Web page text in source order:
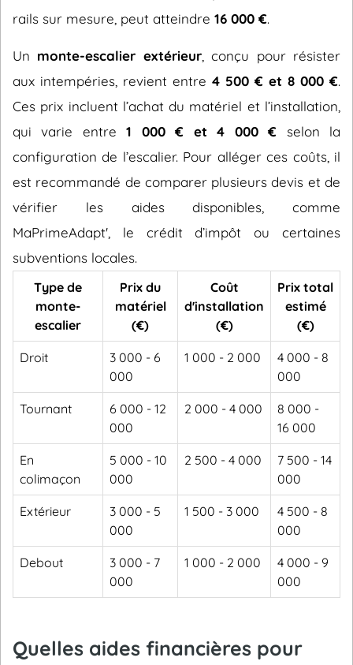
rails sur mesure, peut atteindre 16 000 €.
Un monte-escalier extérieur, conçu pour résister
aux intempéries, revient entre 4 500 € et 8 000 €.
Ces prix incluent l’achat du matériel et l’installation,
qui varie entre1 000 € et 4 000 € selon la
configuration de l’escalier. Pour alléger ces coûts, il
est recommandé de comparer plusieurs devis et de
vérifier les aides disponibles, comme
MaPrimeAdapt', le crédit d’impôt ou certaines
subventions locales.
Type de
monte-
escalier
Prix du
matériel
(€)
Coût
d'installation
(€)
Prix total
estimé
(€)
Droit
3 000 - 6
000
1 000 - 2 000
4 000 - 8
000
Tournant
6 000 - 12
000
2 000 - 4 000
8 000 -
16 000
En
colimaçon
5 000 - 10
000
2 500 - 4 000
7 500 - 14
000
Extérieur
3 000 - 5
000
1 500 - 3 000
4 500 - 8
000
Debout
3 000 - 7
000
1 000 - 2 000
4 000 - 9
000
Quelles aides financières pour